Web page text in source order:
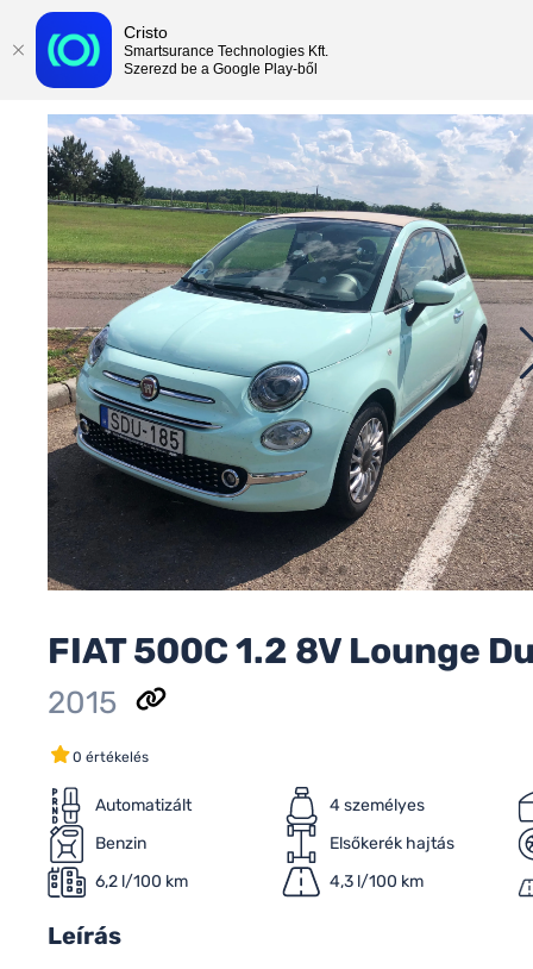
Cristo
Smartsurance Technologies Kft.
Szerezd be a Google Play-ből
FIAT 500C 1.2 8V Lounge
2015
0 értékelés
Automatizált
4 személyes
Benzin
Elsőkerék hajtás
6,2 l/100 km
4,3 l/100 km
Leírás